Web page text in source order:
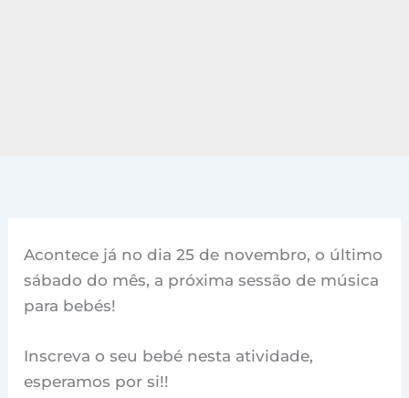
Acontece já no dia 25 de novembro, o último
sábado do mês, a próxima sessão de música
para bebés!
Inscreva o seu bebé nesta atividade,
esperamos por si!!